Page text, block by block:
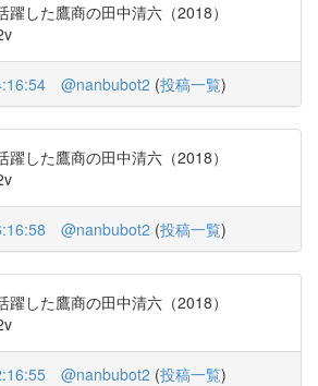
した鷹商の田中清六（2018）
@nanbubot2 (投稿一覧)
した鷹商の田中清六（2018）
@nanbubot2 (投稿一覧)
した鷹商の田中清六（2018）
@nanbubot2 (投稿一覧)